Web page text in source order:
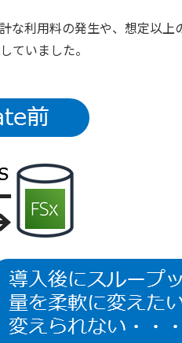
な利用料の発生や、想定以
ていました。